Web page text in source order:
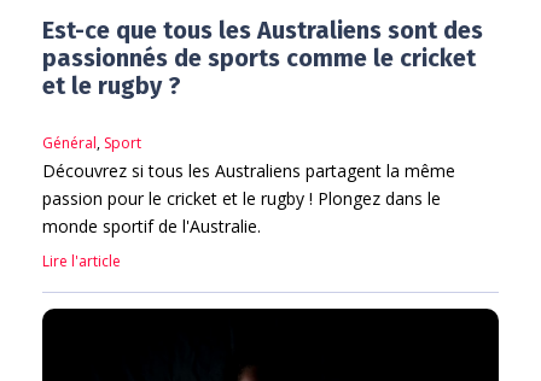
Est-ce que tous les Australiens sont des
passionnés de sports comme le cricket
et le rugby ?
Général, Sport
Découvrez si tous les Australiens partagent la même
passion pour le cricket et le rugby ! Plongez dans le
monde sportif de l'Australie.
Lire l'article